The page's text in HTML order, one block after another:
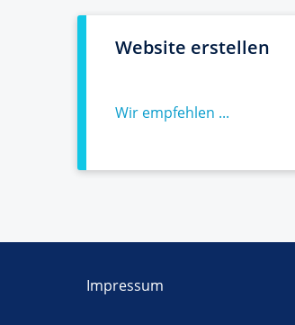
Website erstellen
Wir empfehlen ...
Impressum